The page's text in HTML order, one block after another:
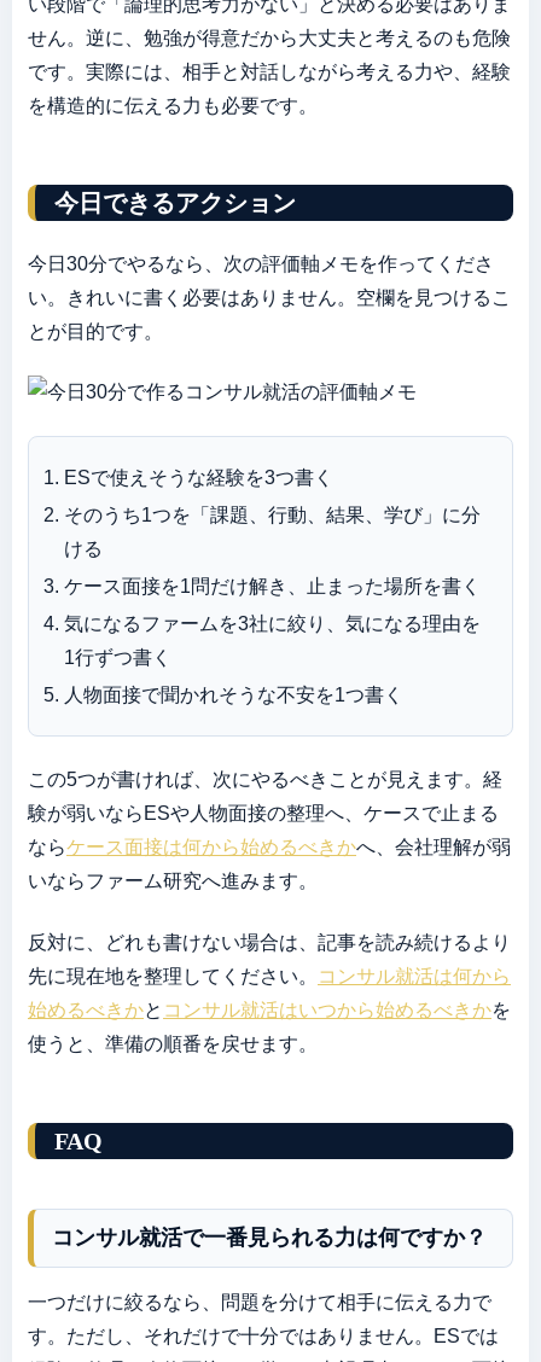
い段階で「論理的思考力がない」と決める必要はありま
せん。逆に、勉強が得意だから大丈夫と考えるのも危険
です。実際には、相手と対話しながら考える力や、経験
を構造的に伝える力も必要です。
今日できるアクション
今日30分でやるなら、次の評価軸メモを作ってくださ
い。きれいに書く必要はありません。空欄を見つけるこ
とが目的です。
ESで使えそうな経験を3つ書く
そのうち1つを「課題、行動、結果、学び」に分
ける
ケース面接を1問だけ解き、止まった場所を書く
気になるファームを3社に絞り、気になる理由を
1行ずつ書く
人物面接で聞かれそうな不安を1つ書く
この5つが書ければ、次にやるべきことが見えます。経
験が弱いならESや人物面接の整理へ、ケースで止まる
ならケース面接は何から始めるべきかへ、会社理解が弱
いならファーム研究へ進みます。
反対に、どれも書けない場合は、記事を読み続けるより
先に現在地を整理してください。
コンサル就活は何から
始めるべきかと コンサル就活はいつから始めるべきかを
使うと、準備の順番を戻せます。
FAQ
コンサル就活で一番見られる力は何ですか？
一つだけに絞るなら、問題を分けて相手に伝える力で
す。ただし、それだけで十分ではありません。ESでは